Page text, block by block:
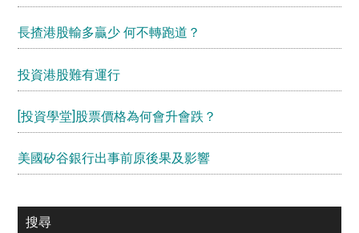
長揸港股輸多贏少 何不轉跑道？
投資港股難有運行
[投資學堂]股票價格為何會升會跌？
美國矽谷銀行出事前原後果及影響
搜尋